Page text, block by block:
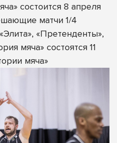
состоится 8 апреля
матчи 1/4
«Претенденты»,
мяча» состоятся 11
мяча»